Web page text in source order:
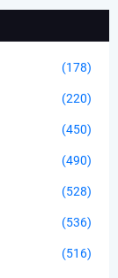
(178)
(220)
(450)
(490)
(528)
(536)
(516)